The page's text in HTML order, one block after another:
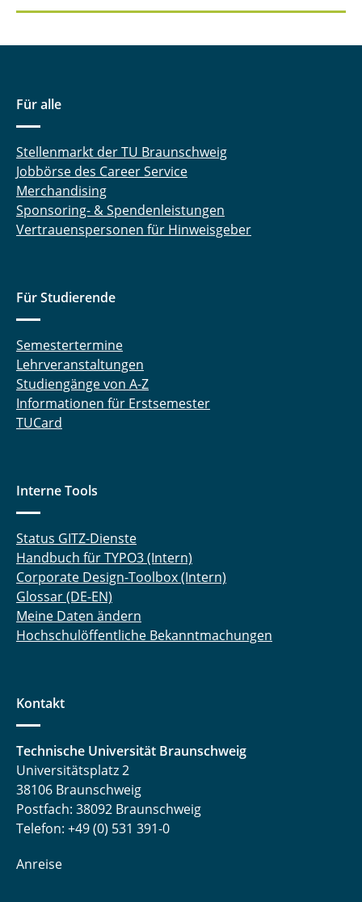
Für alle
Stellenmarkt der TU Braunschweig
Jobbörse des Career Service
Merchandising
Sponsoring- & Spendenleistungen
Vertrauenspersonen für Hinweisgeber
Für Studierende
Semestertermine
Lehrveranstaltungen
Studiengänge von A-Z
Informationen für Erstsemester
TUCard
Interne Tools
Status GITZ-Dienste
Handbuch für TYPO3 (Intern)
Corporate Design-Toolbox (Intern)
Glossar (DE-EN)
Meine Daten ändern
Hochschulöffentliche Bekanntmachungen
Kontakt
Technische Universität Braunschweig
Universitätsplatz 2
38106 Braunschweig
Postfach: 38092 Braunschweig
Telefon: +49 (0) 531 391-0
Anreise